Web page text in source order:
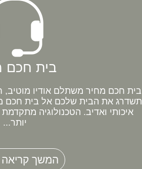
בית חכם
בית חכם מחיר משתלם אודיו מוטיב,
תשדרג את הבית שלכם אל בית חכם
איכותי ואדיב. הטכנולוגיה
יותר...
המשך קריאה